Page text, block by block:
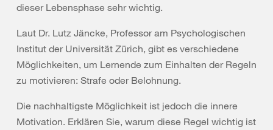
dieser Lebensphase sehr wichtig.
Laut Dr. Lutz Jäncke, Professor am Psychologischen
Institut der Universität Zürich, gibt es verschiedene
Möglichkeiten, um Lernende zum Einhalten der Regeln
zu motivieren: Strafe oder Belohnung.
Die nachhaltigste Möglichkeit ist jedoch die innere
Motivation. Erklären Sie, warum diese Regel wichtig ist